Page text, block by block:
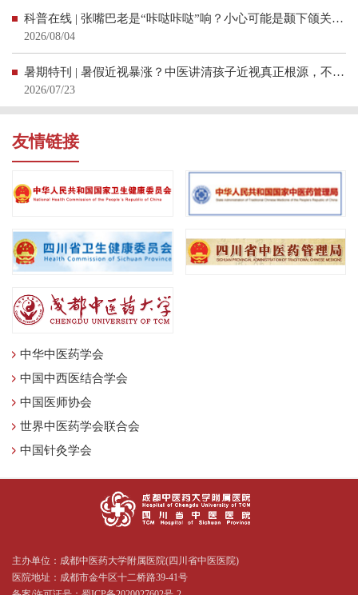
科普在线 | 张嘴巴老是“咔哒咔哒”响？小心可能是颞下颌关节在“报警”
2026/08/04
暑期特刊 | 暑假近视暴涨？中医讲清孩子近视真正根源，不只是玩手机
2026/07/23
友情链接
中华中医药学会
中国中西医结合学会
中国医师协会
世界中医药学会联合会
中国针灸学会
主办单位：成都中医药大学附属医院(四川省中医医院)
医院地址：成都市金牛区十二桥路39-41号